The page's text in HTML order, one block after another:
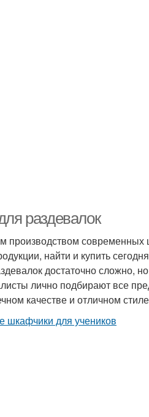
раздевалок
производством
найти и купить
достаточно сложно, но
лично подбирают все
качестве и отличном